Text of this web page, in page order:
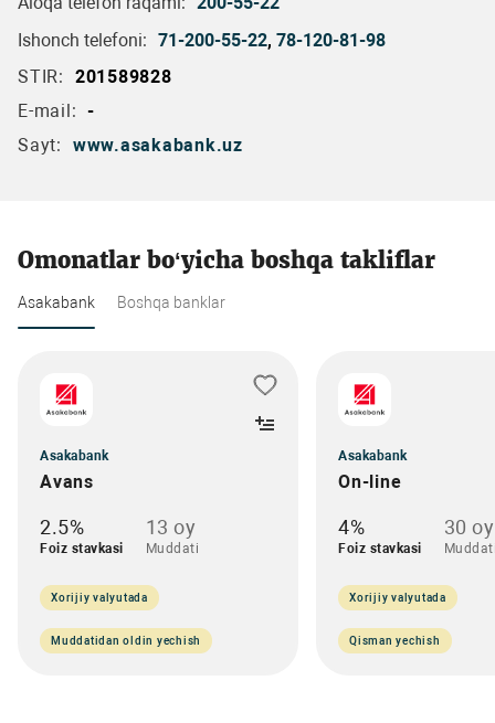
Ishonch telefoni: 71-200-55-22, 78-120-81-98
STIR:
201589828
E-mail: -
Sayt:
www.asakabank.uz
Omonatlar bo‘yicha boshqa takliflar
Asakabank Boshqa banklar
Asakabank
Avans
2.5%
Foiz stavkasi
13 oy
Muddati
Xorijiy valyutada
Muddatidan oldin yechish
Asakabank
On-line
4%
Foiz stavkasi
30 oy
Xorijiy valyutada
Qisman yechish